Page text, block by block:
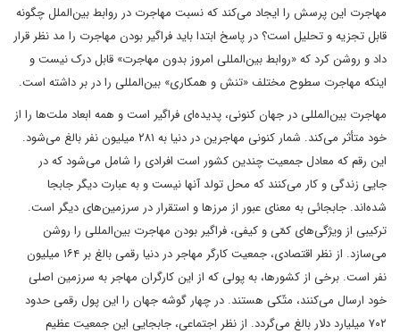
مهاجرت این پرسش را ایجاد می‌کند که نسبت مهاجرت در روابط بین‌الملل چگونه
قابل تجزیه و تحلیل است؟ در پاسخ ابتدا باید فراگیر بودن مهاجرت را مد نظر قرار
داد و روشن کرد که «روابط بین‌المللی امروز بدون مهاجرت» قابل درک نیست و
اینکه مهاجرت سطوح مختلف «تنش و همکاری» بین‌المللی را در بر داشته است.
مهاجرت بین‌المللی در جهان کنونی، پدیده‌ای فراگیر است و همه ابعاد ملت‌ها را از
خود متأثر می‌کند. شمار کنونی مهاجرین در دنیا به ۲۸۱ میلیون نفر بالغ می‌شود.
این رقم که معادل جمعیت چندین کشور است افرادی را شامل می‌شود که در
جایی زندگی و کار می‌کنند که محل تولد آنها نیست و به عبارت دیگر جابجا
شده‌اند. جابجائی به معنای عبور از مرزها و استقرار در سرزمین‌های دیگر است.
ترکیبی از ویژگی‌های کمّی و کیفی، فراگیر بودن مهاجرت بین‌المللی را روشن
می‌سازد. از نظر اقتصادی، جمعیت کارگر مهاجر در دنیا رقمی بالغ بر ۱۶۴ میلیون
نفر است. برخی از کشورها، به پولی که از این کارگران مهاجر به سرزمین اصلی
خود ارسال می‌کنند، متّکی هستند. در چهار گوشه جهان را این پول رقمی حدود
۷۰۲ میلیارد دلار بالغ می‌گردد. از نظر اجتماعی، جابجایی این جمعیت عظیم